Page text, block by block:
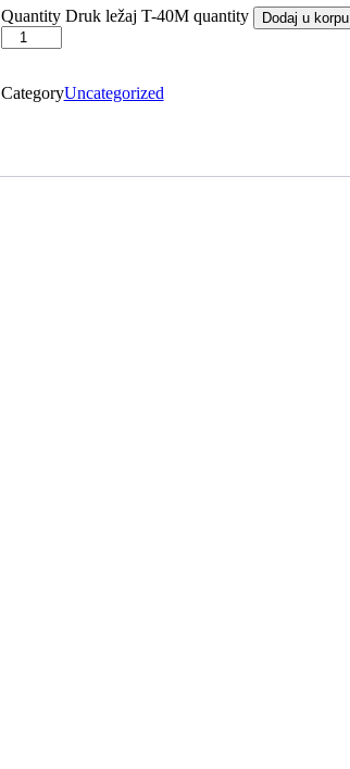
Quantity Druk ležaj T-40M quantity Dodaj u korpu
CategoryUncategorized